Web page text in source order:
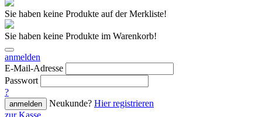
Sie haben keine Produkte auf der Merkliste!
Sie haben keine Produkte im Warenkorb!
anmelden
E-Mail-Adresse
Passwort
?
anmelden Neukunde? Hier registrieren
zur Kasse